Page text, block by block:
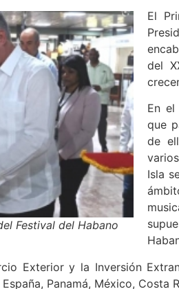
Festival del Habano
El
del
En el
que
de
Isla
Exterior y la Inversión
Panamá, México, Costa